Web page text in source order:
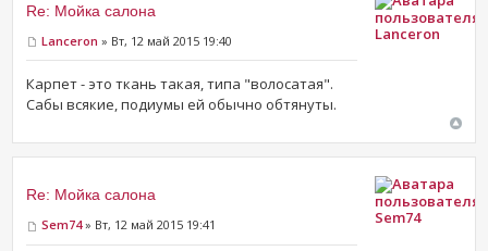
Re: Мойка салона
Lanceron » Вт, 12 май 2015 19:40
Карпет - это ткань такая, типа "волосатая".
Сабы всякие, подиумы ей обычно обтянуты.
Lanceron
Re: Мойка салона
Sem74» Вт, 12 май 2015 19:41 Sem74